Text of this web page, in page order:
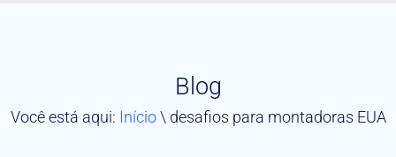
Blog
Você está aqui: Início\ desafios para montadoras EUA